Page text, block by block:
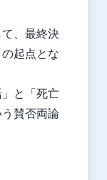
、最終決
起点とな
と「死亡
賛否両論